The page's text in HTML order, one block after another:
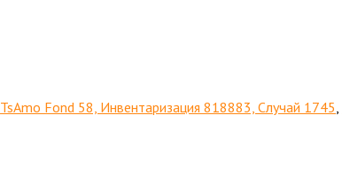
TsAmo Fond 58, Инвентаризация 818883, Случай 1745,